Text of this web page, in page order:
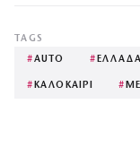
TAGS
#AUTO # ΕΛΛΑΔΑ
# ΚΑΛΟΚΑΙΡΙ #